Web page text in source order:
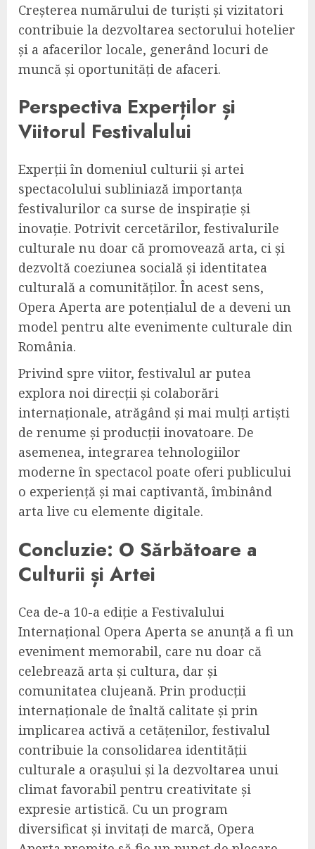
Creșterea numărului de turiști și vizitatori
contribuie la dezvoltarea sectorului hotelier
și a afacerilor locale, generând locuri de
muncă și oportunități de afaceri.
Perspectiva Experților și
Viitorul Festivalului
Experții în domeniul culturii și artei
spectacolului subliniază importanța
festivalurilor ca surse de inspirație și
inovație. Potrivit cercetărilor, festivalurile
culturale nu doar că promovează arta, ci și
dezvoltă coeziunea socială și identitatea
culturală a comunităților. În acest sens,
Opera Aperta are potențialul de a deveni un
model pentru alte evenimente culturale din
România.
Privind spre viitor, festivalul ar putea
explora noi direcții și colaborări
internaționale, atrăgând și mai mulți artiști
de renume și producții inovatoare. De
asemenea, integrarea tehnologiilor
moderne în spectacol poate oferi publicului
o experiență și mai captivantă, îmbinând
arta live cu elemente digitale.
Concluzie: O Sărbătoare a
Culturii și Artei
Cea de-a 10-a ediție a Festivalului
Internațional Opera Aperta se anunță a fi un
eveniment memorabil, care nu doar că
celebrează arta și cultura, dar și
comunitatea clujeană. Prin producții
internaționale de înaltă calitate și prin
implicarea activă a cetățenilor, festivalul
contribuie la consolidarea identității
culturale a orașului și la dezvoltarea unui
climat favorabil pentru creativitate și
expresie artistică. Cu un program
diversificat și invitați de marcă, Opera